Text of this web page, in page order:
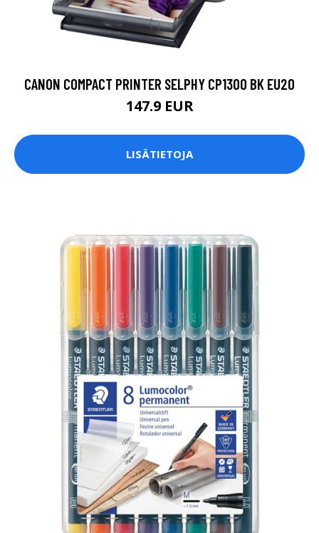
CANON COMPACT PRINTER SELPHY CP1300 BK EU20
147.9 EUR
LISÄTIETOJA